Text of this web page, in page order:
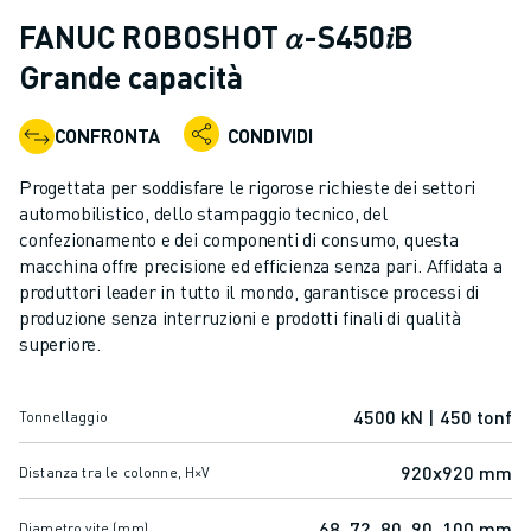
GAMMA ROBOTICA
CONTROLLER PER ROBOT
SOFTWARE ROBOTICO
PRODOTTI DI ROBOTICA PER EDUCATION
AUTOMAZIONE ROBOTICA
ROBOT DI SALDATURA AD ARCO
ROBOT ANTROPOMORFI
SERIE ARC MATE
SERIE M-900
ROBOT PER ALIMENTI E CAMERE BIANCHE
ROBOT PER LA VERNICIATURA
ROBOT PER LA PALLETTIZZAZIONE
FANUC ROBOSHOT 𝛼-S450𝑖B
Grande capacità
CONFRONTA CONDIVIDI
Progettata per soddisfare le rigorose richieste dei settori
automobilistico, dello stampaggio tecnico, del
confezionamento e dei componenti di consumo, questa
macchina offre precisione ed efficienza senza pari. Affidata a
produttori leader in tutto il mondo, garantisce processi di
produzione senza interruzioni e prodotti finali di qualità
superiore.
Tonnellaggio 4500 kN | 450 tonf
Distanza tra le colonne, H×V 920x920 mm